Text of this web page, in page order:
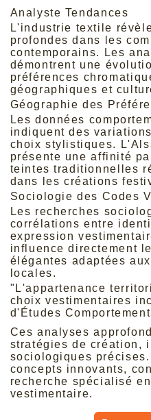
Analyste Tendances
L'industrie textile
profondes dans les
contemporains. Les
démontrent une
préférences
géographiques et
Géographie des
Les données
indiquent des
choix stylistiques.
présente une affinité
teintes traditionnelles
dans les créations
Sociologie des Codes
Les recherches
corrélations entre
expression
influence directement
élégantes adaptées
locales.
"L'appartenance
choix vestimentaires
d'Études
Ces analyses
stratégies de création,
sociologiques
concepts innovants,
recherche spécialisé
vestimentaire.